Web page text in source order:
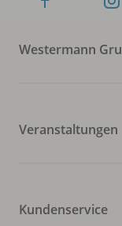
Westermann
Veranstaltungen
Kundenservice